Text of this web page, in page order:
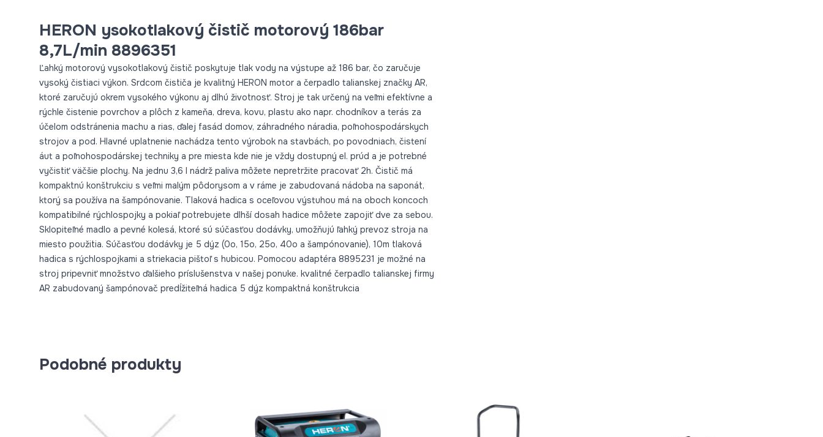
HERON ysokotlakový čistič motorový 186bar
8,7L/min 8896351
Ľahký motorový vysokotlakový čistič poskytuje tlak vody na výstupe až 186 bar, čo zaručuje
vysoký čistiaci výkon. Srdcom čističa je kvalitný HERON motor a čerpadlo talianskej značky AR,
ktoré zaručujú okrem vysokého výkonu aj dlhú životnosť. Stroj je tak určený na veľmi efektívne a
rýchle čistenie povrchov a plôch z kameňa, dreva, kovu, plastu ako napr. chodníkov a terás za
účelom odstránenia machu a rias, ďalej fasád domov, záhradného náradia, poľnohospodárskych
strojov a pod. Hlavné uplatnenie nachádza tento výrobok na stavbách, po povodniach, čistení
áut a poľnohospodárskej techniky a pre miesta kde nie je vždy dostupný el. prúd a je potrebné
vyčistiť väčšie plochy. Na jednu 3,6 l nádrž paliva môžete nepretržite pracovať 2h. Čistič má
kompaktnú konštrukciu s veľmi malým pôdorysom a v ráme je zabudovaná nádoba na saponát,
ktorý sa používa na šampónovanie. Tlaková hadica s oceľovou výstuhou má na oboch koncoch
kompatibilné rýchlospojky a pokiaľ potrebujete dlhší dosah hadice môžete zapojiť dve za sebou.
Sklopiteľné madlo a pevné kolesá, ktoré sú súčasťou dodávky, umožňujú ľahký prevoz stroja na
miesto použitia. Súčasťou dodávky je 5 dýz (0o, 15o, 25o, 40o a šampónovanie), 10m tlaková
hadica s rýchlospojkami a striekacia pištoľ s hubicou. Pomocou adaptéra 8895231 je možné na
stroj pripevniť množstvo ďalšieho príslušenstva v našej ponuke. kvalitné čerpadlo talianskej firmy
AR zabudovaný šampónovač predĺžiteľná hadica 5 dýz kompaktná konštrukcia
Podobné produkty